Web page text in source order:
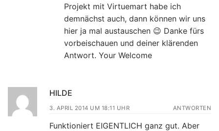
Projekt mit Virtuemart habe ich
demnächst auch, dann können wir uns
hier ja mal austauschen 😉 Danke fürs
vorbeischauen und deiner klärenden
Antwort. Your Welcome
HILDE
3. APRIL 2014 UM 18:11 UHR ANTWORTEN
Funktioniert EIGENTLICH ganz gut. Aber